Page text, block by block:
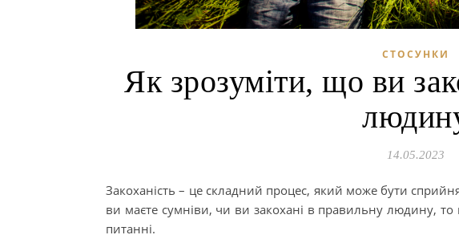
СТОСУНКИ
Як зрозуміти, що ви
14.05.2023
Закоханість – це складний процес, який може бути
ви маєте сумніви, чи ви закохані в правильну людину,
питанні.